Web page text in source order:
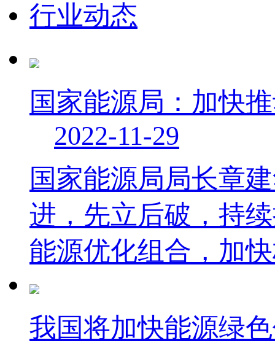
行业动态
国家能源局：加快
2022-11-29
国家能源局局长章
进，先立后破，持
能源优化组合，加
我国将加快能源绿